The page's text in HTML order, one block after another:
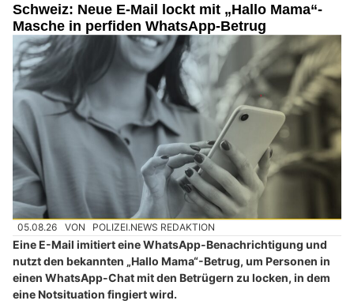
Schweiz: Neue E-Mail lockt mit „Hallo Mama“-
Masche in perfiden WhatsApp-Betrug
05.08.26 VON POLIZEI.NEWS REDAKTION
Eine E-Mail imitiert eine WhatsApp-Benachrichtigung und
nutzt den bekannten „Hallo Mama“-Betrug, um Personen in
einen WhatsApp-Chat mit den Betrügern zu locken, in dem
eine Notsituation fingiert wird.